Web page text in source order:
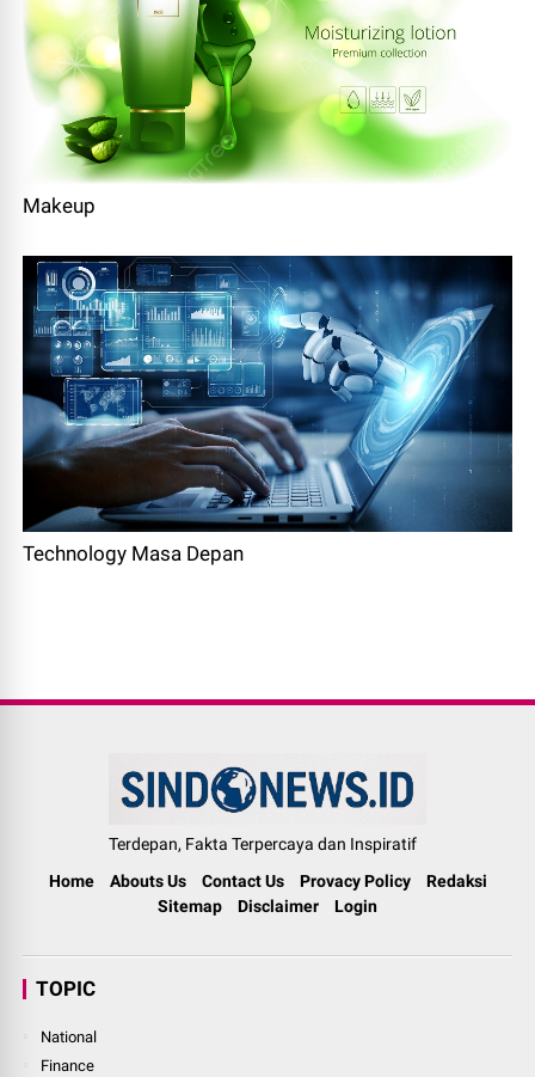
Makeup
Technology Masa Depan
Terdepan, Fakta Terpercaya dan Inspiratif
Home
Abouts Us Contact Us Provacy Policy
Redaksi
Sitemap
Disclaimer Login
TOPIC
National
Finance